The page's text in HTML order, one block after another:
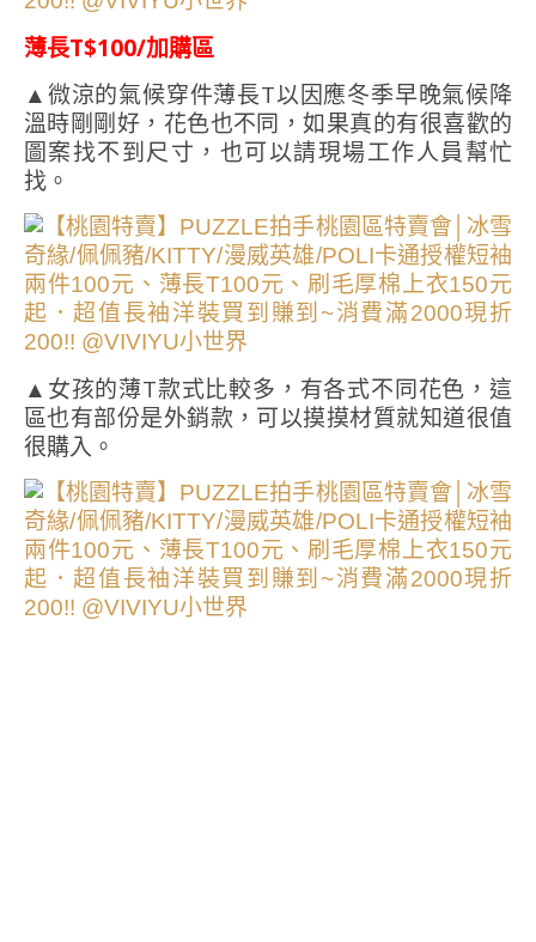
薄長T$100/加購區
▲微涼的氣候穿件薄長T以因應冬季早晚氣候降
溫時剛剛好，花色也不同，如果真的有很喜歡的
圖案找不到尺寸，也可以請現場工作人員幫忙
找。
▲女孩的薄T款式比較多，有各式不同花色，這
區也有部份是外銷款，可以摸摸材質就知道很值
很購入。